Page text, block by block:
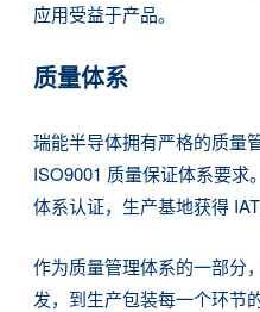
应用受益于产品。
质量体系
瑞能半导体拥有严格的质量
ISO9001 质量保证体系要求
体系认证，生产基地获得
作为质量管理体系的一部分
发，到生产包装每一个环节